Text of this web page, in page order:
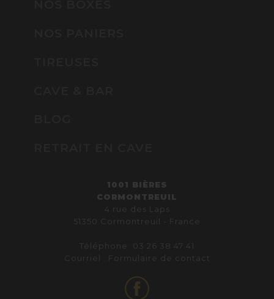
1001 BIÈRES
CORMONTREUIL
4 rue des Laps
51350 Cormontreuil - France
Téléphone: 03 26 38 47 41
Courriel : Formulaire de contact